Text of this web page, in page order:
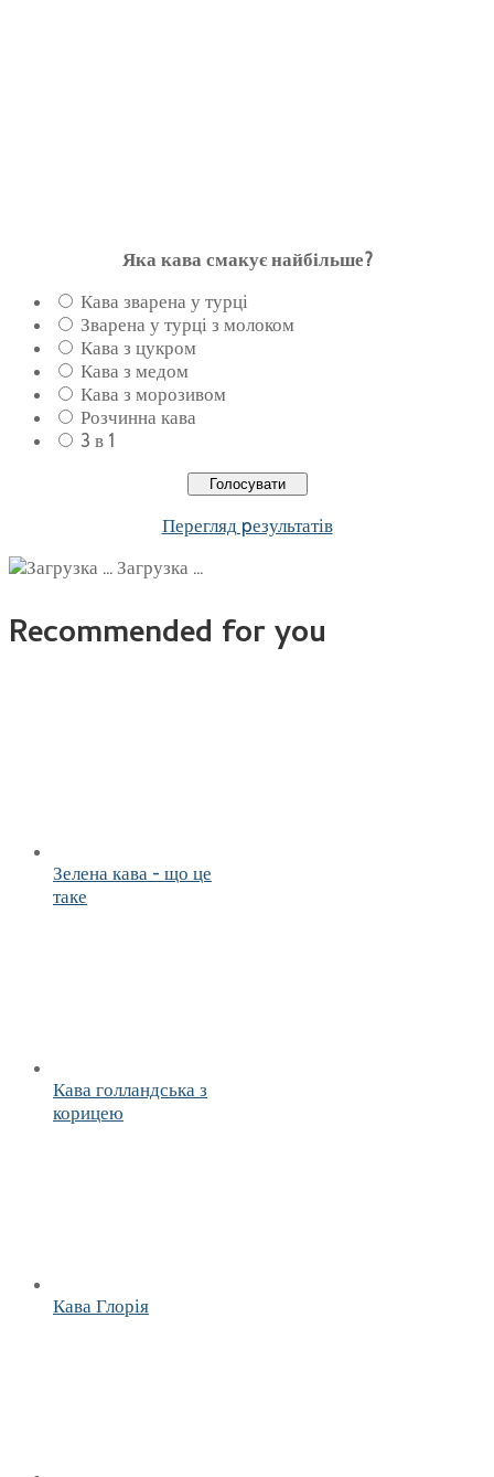
Яка кава смакує найбільше?
Кава зварена у турці
Зварена у турці з молоком
Кава з цукром
Кава з медом
Кава з морозивом
Розчинна кава
3 в 1
Перегляд pезультатів
Загрузка ...
Recommended for you
Зелена кава - що це
таке
Кава голландська з
корицею
Кава Глорія